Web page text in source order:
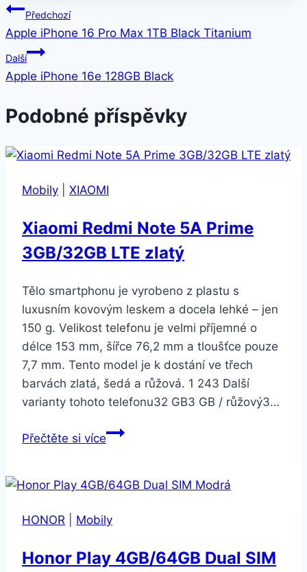
Navigace
pro
příspěvek
Předchozí
Apple iPhone 16 Pro Max 1TB Black Titanium
Další
Apple iPhone 16e 128GB Black
Podobné příspěvky
Mobily XIAOMI
Xiaomi Redmi Note 5A Prime
3GB/32GB LTE zlatý
Tělo smartphonu je vyrobeno z plastu s
luxusním kovovým leskem a docela lehké – jen
150 g. Velikost telefonu je velmi příjemné o
délce 153 mm, šířce 76,2 mm a tloušťce pouze
7,7 mm. Tento model je k dostání ve třech
barvách zlatá, šedá a růžová. 1 243 Další
varianty tohoto telefonu32 GB3 GB / růžový3…
Přečtěte si víceXiaomi
5A
3GB/32GB
zlatý
HONOR Mobily
Honor Play 4GB/64GB Dual SIM